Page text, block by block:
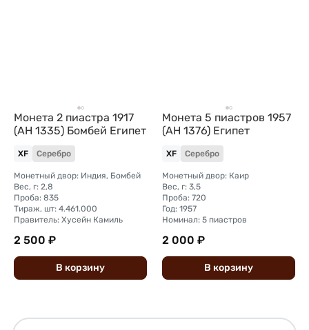
Монета 2 пиастра 1917
(AH 1335) Бомбей Египет
XF Серебро
Монетный двор: Индия, Бомбей
Вес, г: 2,8
Проба: 835
Тираж, шт: 4.461.000
Правитель: Хусейн Камиль
2 500 ₽
В корзину
Монета 5 пиастров 1957
(AH 1376) Египет
XF Серебро
Монетный двор: Каир
Вес, г: 3,5
Проба: 720
Год: 1957
Номинал: 5 пиастров
2 000 ₽
В корзину